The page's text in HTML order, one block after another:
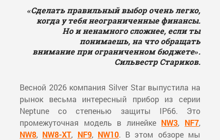
«Сделать правильный выбор очень легко,
когда у тебя неограниченные финансы.
Но и ненамного сложнее, если ты
понимаешь, на что обращать
внимание при ограниченном бюджете».
Сильвестр Стариков.
Весной 2026 компания Silver Star выпустила на
рынок весьма интересный прибор из серии
Neptune со степенью защиты IP66. Это
промежуточная модель в линейке NW3, NF7,
NW8, NW8-XT, NF9, NW10. В этом обзоре мы